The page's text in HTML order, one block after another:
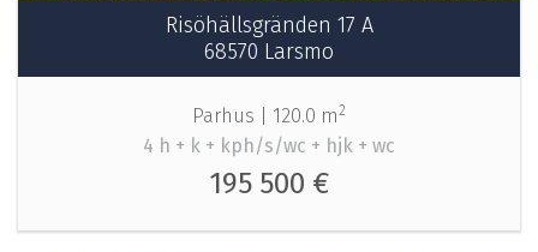
Risöhällsgränden 17 A
68570 Larsmo
Parhus | 120.0 m2
4 h + k + kph/s/wc + hjk + wc
195 500 €